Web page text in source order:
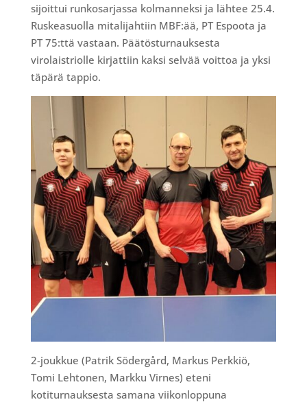
sijoittui runkosarjassa kolmanneksi ja lähtee 25.4.
Ruskeasuolla mitalijahtiin MBF:ää, PT Espoota ja
PT 75:ttä vastaan. Päätösturnauksesta
virolaistriolle kirjattiin kaksi selvää voittoa ja yksi
täpärä tappio.
2-joukkue (Patrik Södergård, Markus Perkkiö,
Tomi Lehtonen, Markku Virnes) eteni
kotiturnauksesta samana viikonloppuna